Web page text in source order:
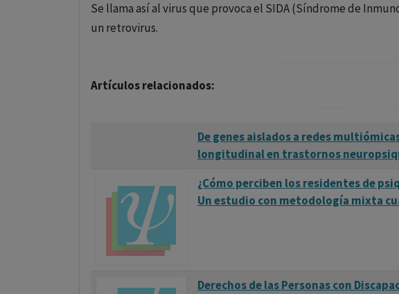
Se llama así al virus que provoca el SIDA (Síndrome de
un retrovirus.
Artículos relacionados:
De genes aislados a redes
longitudinal en trastornos
¿Cómo perciben los residentes de
Un estudio con metodología mixta
Derechos de las Personas con